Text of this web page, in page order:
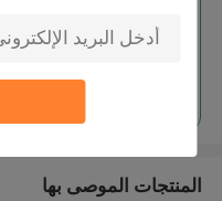
استمر
المنتجات الموصى بها